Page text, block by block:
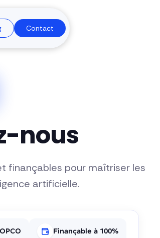
Contact
nous
finançables pour maîtriser les
artificielle.
Finançable à 100%